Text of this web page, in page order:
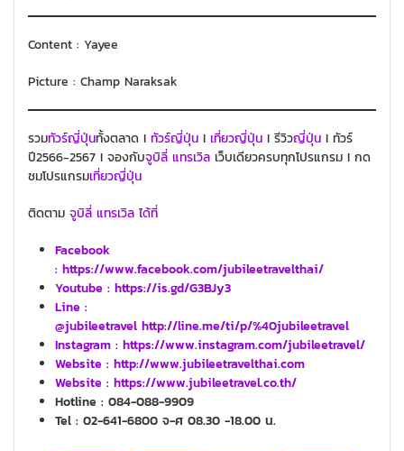
Content : Yayee
Picture : Champ Naraksak
รวมทัวร์ญี่ปุ่นทั้งตลาด I ทัวร์ญี่ปุ่น I เที่ยวญี่ปุ่น I รีวิวญี่ปุ่น I ทัวร์
ปี2566-2567 I จองกับจูบิลี่ แทรเวิล เว็บเดียวครบทุกโปรแกรม I กด
ชมโปรแกรมเที่ยวญี่ปุ่น
ติดตาม จูบิลี่ แทรเวิล ได้ที่
Facebook
: https://www.facebook.com/jubileetravelthai/
Youtube : https://is.gd/G3BJy3
Line :
@jubileetravel http://line.me/ti/p/%40jubileetravel
Instagram : https://www.instagram.com/jubileetravel/
Website : http://www.jubileetravelthai.com
Website : https://www.jubileetravel.co.th/
Hotline : 084-088-9909
Tel : 02-641-6800 จ-ศ 08.30 -18.00 น.